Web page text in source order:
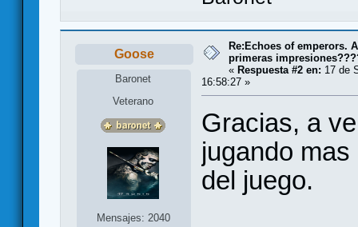
Goose
Baronet
Veterano
Mensajes: 2040
Re:Echoes of emperors.
primeras
« Respuesta #2 en: 17 de
16:58:27 »
Gracias, a
jugando
del juego.